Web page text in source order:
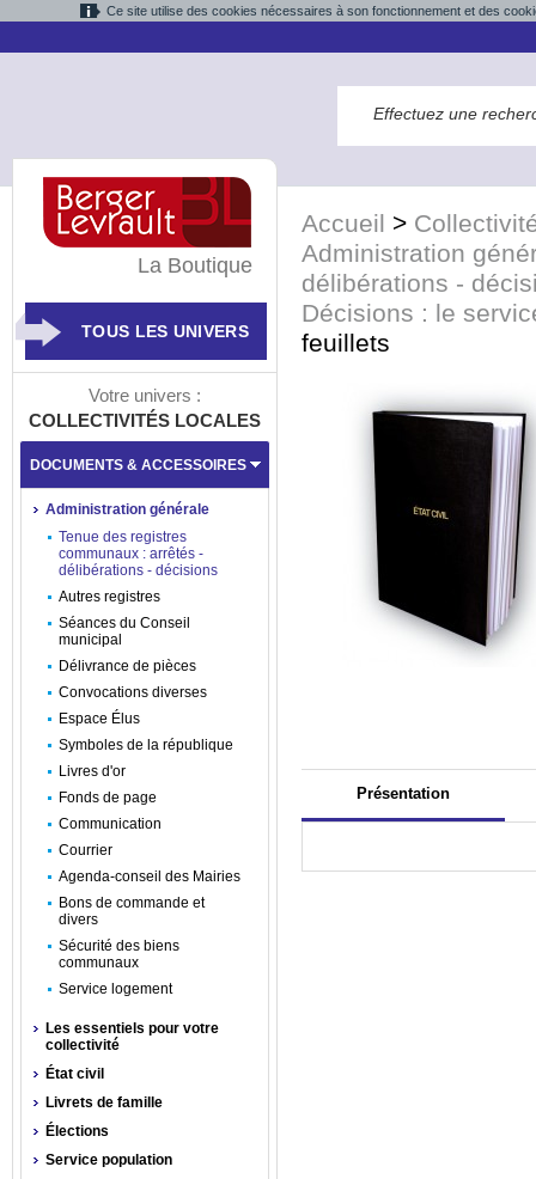
Ce site utilise des cookies nécessaires à son fonctionnement et des
Accueil >
Administration
délibérations -
Décisions : le
feuillets
Présentation
La Boutique
TOUS LES UNIVERS
Votre univers :
COLLECTIVITÉS LOCALES
DOCUMENTS & ACCESSOIRES
Administration générale
Tenue des registres
communaux : arrêtés -
délibérations - décisions
Autres registres
Séances du Conseil
municipal
Délivrance de pièces
Convocations diverses
Espace Élus
Symboles de la république
Livres d'or
Fonds de page
Communication
Courrier
Agenda-conseil des Mairies
Bons de commande et
divers
Sécurité des biens
communaux
Service logement
Les essentiels pour votre
collectivité
État civil
Livrets de famille
Élections
Service population